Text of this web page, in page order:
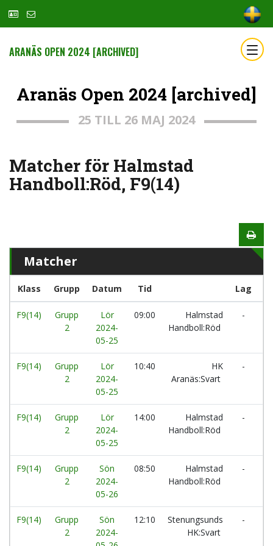
ARANÄS OPEN 2024 [ARCHIVED]
Aranäs Open 2024 [archived]
25 TILL 26 MAJ 2024
Matcher för Halmstad
Handboll:Röd, F9(14)
Matcher
Klass Grupp Datum Tid Lag
F9(14)
Grupp
2
Lör
2024-
05-25
09:00
Halmstad
Handboll:Röd
-
F9(14)
Grupp
2
Lör
2024-
05-25
10:40
HK
Aranäs:Svart
-
F9(14)
Grupp
2
Lör
2024-
05-25
14:00
Halmstad
Handboll:Röd
-
F9(14)
Grupp
2
Sön
2024-
05-26
08:50
Halmstad
Handboll:Röd
-
F9(14)
Grupp
2
Sön
2024-
12:10
Stenungsunds
HK:Svart
-